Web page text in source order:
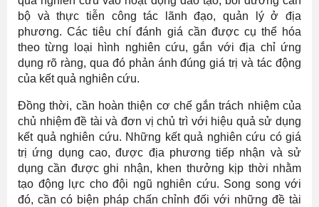
bộ và thực tiễn công tác lãnh đạo, quản lý ở địa
phương. Các tiêu chí đánh giá cần được cụ thể hóa
theo từng loại hình nghiên cứu, gắn với địa chỉ ứng
dụng rõ ràng, qua đó phản ánh đúng giá trị và tác động
của kết quả nghiên cứu.
Đồng thời, cần hoàn thiện cơ chế gắn trách nhiệm của
chủ nhiệm đề tài và đơn vị chủ trì với hiệu quả sử dụng
kết quả nghiên cứu. Những kết quả nghiên cứu có giá
trị ứng dụng cao, được địa phương tiếp nhận và sử
dụng cần được ghi nhận, khen thưởng kịp thời nhằm
tạo động lực cho đội ngũ nghiên cứu. Song song với
đó, cần có biện pháp chấn chỉnh đối với những đề tài